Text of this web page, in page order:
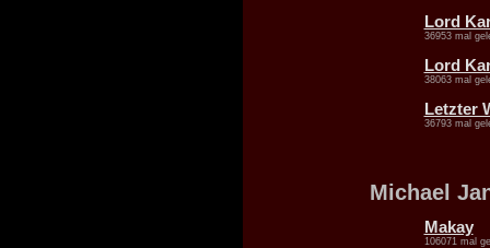
Lord
36953 mal
Lord
38063 mal
Letzter
36793 mal
Michael
Makay
106071 mal